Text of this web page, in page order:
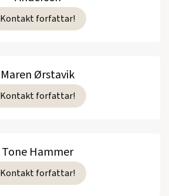
Kontakt forfattar!
Maren Ørstavik
Kontakt forfattar!
Tone Hammer
Kontakt forfattar!